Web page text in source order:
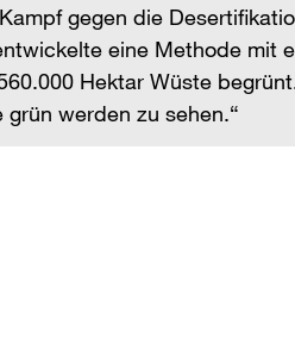
gegen die
eine Methode mit
Hektar Wüste
werden zu sehen.“